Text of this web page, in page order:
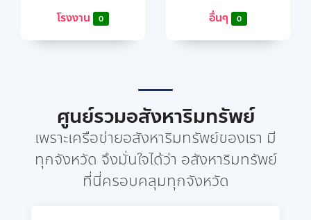
โรงงาน 0 อื่นๆ 0
ศูนย์รวมอสังหาริมทรัพย์
เพราะเครือข่ายอสังหาริมทรัพย์ของเรา มี
ทุกจังหวัด จึงมั่นใจได้ว่า อสังหาริมทรัพย์
ที่นี่ครอบคลุมทุกจังหวัด